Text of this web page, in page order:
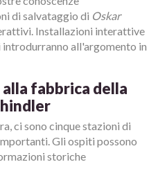
di salvataggio di Oskar
Installazioni interattive
all'argomento in
fabbrica della
ci sono cinque stazioni di
Gli ospiti possono
storiche